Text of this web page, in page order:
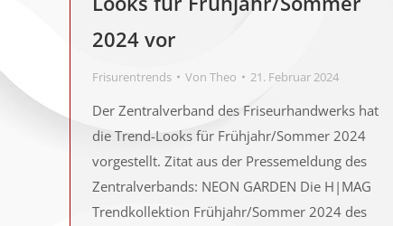
2024 vor
Frisurentrends Von Theo 21. Februar 2024
Der Zentralverband des Friseurhandwerks hat
die Trend-Looks für Frühjahr/Sommer 2024
vorgestellt. Zitat aus der Pressemeldung des
Zentralverbands: NEON GARDEN Die H|MAG
Trendkollektion Frühjahr/Sommer 2024 des